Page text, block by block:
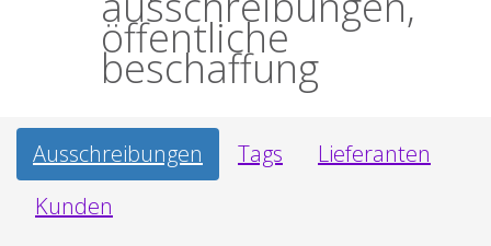
öffentliche
beschaffung
Ausschreibungen Tags
Lieferanten
Kunden